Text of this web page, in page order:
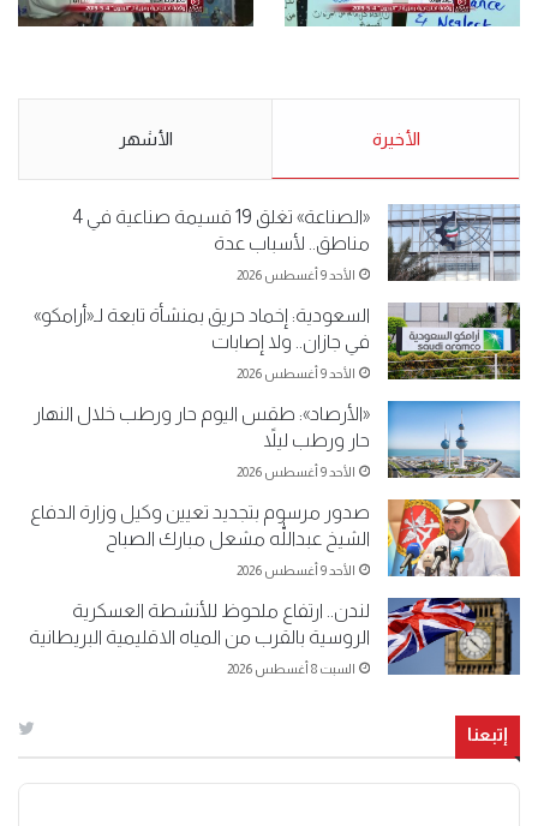
5-2019.
نبيع مخدرات يعني ولا خمر؟!.
الأخيرة الأشهر
«الصناعة» تغلق 19 قسيمة صناعية في 4
مناطق.. لأسباب عدة
الأحد 9 أغسطس 2026
السعودية: إخماد حريق بمنشأة تابعة لـ«أرامكو»
في جازان.. ولا إصابات
الأحد 9 أغسطس 2026
«الأرصاد»: طقس اليوم حار ورطب خلال النهار
حار ورطب ليلاً
الأحد 9 أغسطس 2026
صدور مرسوم بتجديد تعيين وكيل وزارة الدفاع
الشيخ عبداللّٰه مشعل مبارك الصباح
الأحد 9 أغسطس 2026
لندن.. ارتفاع ملحوظ للأنشطة العسكرية
الروسية بالقرب من المياه الاقليمية البريطانية
السبت 8 أغسطس 2026
إتبعنا